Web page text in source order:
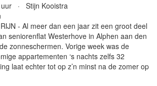
uur · Stijn Kooistra
- Al meer dan een jaar zit een groot deel
seniorenflat Westerhove in Alphen aan den
zonneschermen. Vorige week was de
appartementen ‘s nachts zelfs 32
laat echter tot op z’n minst na de zomer op